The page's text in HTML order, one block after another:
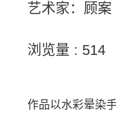
艺术家：顾案
浏览量 : 514
作品以水彩晕染